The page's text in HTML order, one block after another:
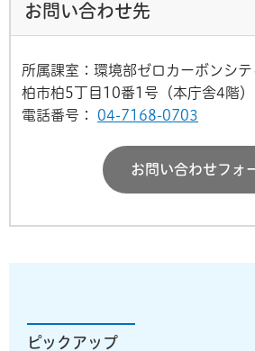
お問い合わせ先
所属課室：環境部ゼロカーボンシ
柏市柏5丁目10番1号（本庁舎4階）
電話番号：
04-7168-0703
お問い合わせフォ
ピックアップ